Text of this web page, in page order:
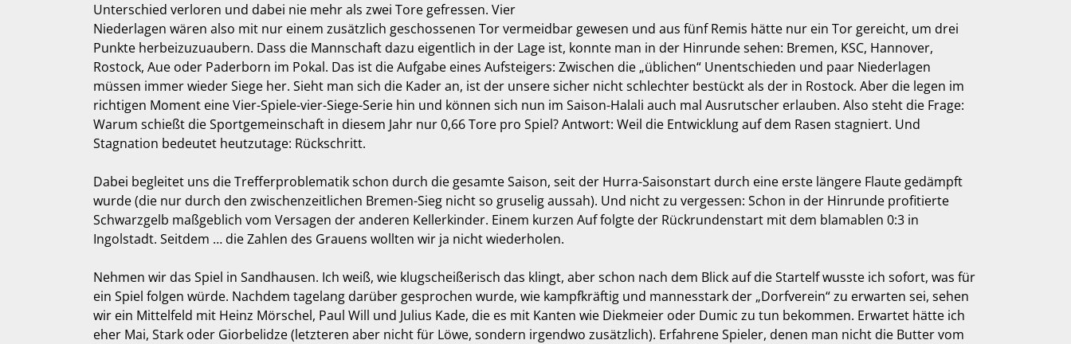
Unterschied verloren und dabei nie mehr als zwei Tore gefressen. Vier
Niederlagen wären also mit nur einem zusätzlich geschossenen Tor vermeidbar gewesen und aus fünf Remis hätte nur ein Tor gereicht, um drei
Punkte herbeizuzuaubern. Dass die Mannschaft dazu eigentlich in der Lage ist, konnte man in der Hinrunde sehen: Bremen, KSC, Hannover,
Rostock, Aue oder Paderborn im Pokal. Das ist die Aufgabe eines Aufsteigers: Zwischen die „üblichen“ Unentschieden und paar Niederlagen
müssen immer wieder Siege her. Sieht man sich die Kader an, ist der unsere sicher nicht schlechter bestückt als der in Rostock. Aber die legen im
richtigen Moment eine Vier-Spiele-vier-Siege-Serie hin und können sich nun im Saison-Halali auch mal Ausrutscher erlauben. Also steht die Frage:
Warum schießt die Sportgemeinschaft in diesem Jahr nur 0,66 Tore pro Spiel? Antwort: Weil die Entwicklung auf dem Rasen stagniert. Und
Stagnation bedeutet heutzutage: Rückschritt.
Dabei begleitet uns die Trefferproblematik schon durch die gesamte Saison, seit der Hurra-Saisonstart durch eine erste längere Flaute gedämpft
wurde (die nur durch den zwischenzeitlichen Bremen-Sieg nicht so gruselig aussah). Und nicht zu vergessen: Schon in der Hinrunde profitierte
Schwarzgelb maßgeblich vom Versagen der anderen Kellerkinder. Einem kurzen Auf folgte der Rückrundenstart mit dem blamablen 0:3 in
Ingolstadt. Seitdem … die Zahlen des Grauens wollten wir ja nicht wiederholen.
Nehmen wir das Spiel in Sandhausen. Ich weiß, wie klugscheißerisch das klingt, aber schon nach dem Blick auf die Startelf wusste ich sofort, was für
ein Spiel folgen würde. Nachdem tagelang darüber gesprochen wurde, wie kampfkräftig und mannesstark der „Dorfverein“ zu erwarten sei, sehen
wir ein Mittelfeld mit Heinz Mörschel, Paul Will und Julius Kade, die es mit Kanten wie Diekmeier oder Dumic zu tun bekommen. Erwartet hätte ich
eher Mai, Stark oder Giorbelidze (letzteren aber nicht für Löwe, sondern irgendwo zusätzlich). Erfahrene Spieler, denen man nicht die Butter vom